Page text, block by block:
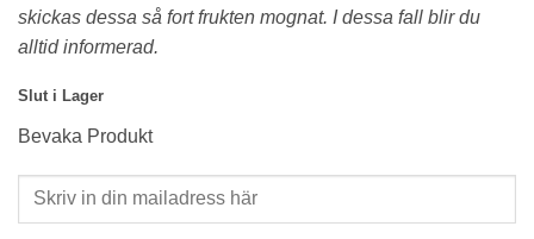
skickas dessa så fort frukten mognat. I dessa fall blir du
alltid informerad.
Slut i Lager
Bevaka Produkt